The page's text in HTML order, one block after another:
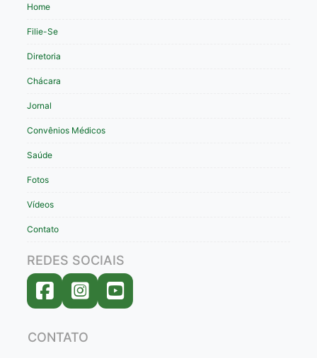
Home
Filie-Se
Diretoria
Chácara
Jornal
Convênios Médicos
Saúde
Fotos
Vídeos
Contato
REDES SOCIAIS
CONTATO